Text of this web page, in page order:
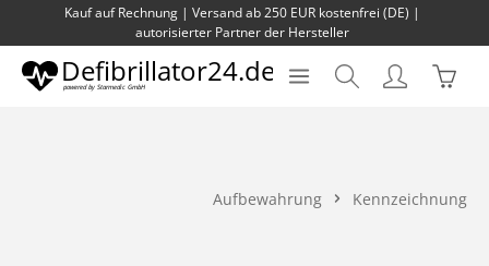
Zum Hauptinhalt springen
Kauf auf Rechnung | Versand ab 250 EUR kostenfrei (DE) |
autorisierter Partner der Hersteller
Aufbewahrung Kennzeichnung